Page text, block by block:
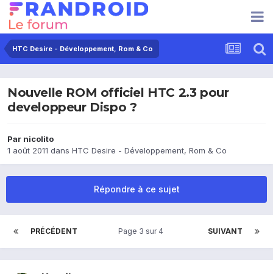
HTC Desire - Développement, Rom & Co
Nouvelle ROM officiel HTC 2.3 pour
developpeur Dispo ?
Par nicolito
1 août 2011 dans HTC Desire - Développement, Rom & Co
Répondre à ce sujet
PRÉCÉDENT SUIVANT
Page 3 sur 4